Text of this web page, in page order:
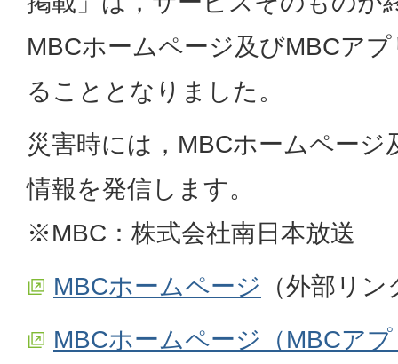
MBCホームページ及びMBCア
ることとなりました。
災害時には，MBCホームペー
情報を発信します。
※MBC：株式会社南日本放送
MBCホームページ （外部リン
MBCホームページ（MBCア